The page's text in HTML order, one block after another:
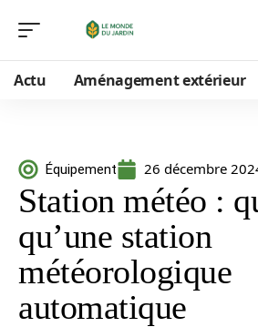
Actu Aménagement extérieur
Équipement 26 décembre
Station météo :
qu’une station
météorologique
automatique